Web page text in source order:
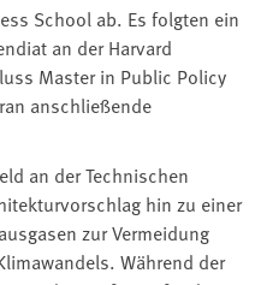
School ab. Es folgten ein
an der Harvard
Master in Public Policy
anschließende
an der Technischen
hin zu einer
zur Vermeidung
Während der